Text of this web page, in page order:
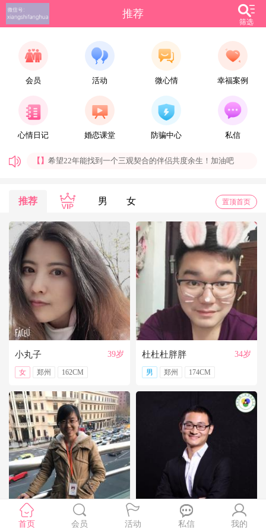
推荐
筛选
会员 活动 微心情 幸福案例
心情日记 婚恋课堂 防骗中心 私信
【】 希望22年能找到一个三观契合的伴侣共度余生！加油吧
找个有结婚意愿，感情专一、顾家的女孩。
【社会喵】 每天都是好心情，期待与你相遇
【安鱼】只要心怀希望，不断努力，总会春暖花开
【Zhangdh】
人们常说：理解万岁，换位思考，但真正做起来并不容易。
尤其在爱情方面，尤其是处于恋爱初期阶段的男女。两个陌生人，不同的生活方式、成长环境，在相互并不了解的基础上，去互相信任可能不大容易做到。这个时候就需要双方换位思考，善意的去理解对方的行为，不要故弄玄虚去考验对方的耐受力，由于这是个敏感阶段，处理方式不当，误解就会大行其道。因此双方尽量避免去做让对方容易产生误解的事情。
每个人对爱的表达方式不一样，有人喜欢爱就说出来，而有的人不善于表达。在爱的旅途中，有人坐的是动车，有人坐的是慢车。但我想，只要目的地是一致的，就OK。一棵树上还没有完全相同的两片叶子，又怎能要求两个人所思所想完全一样呢？求大同存小异即可。
爱情中多些理解，多些宽容、多些换位思考,唯有如此，才不会在对的时间错过了对的人，留下一生的遗憾。
【火车之约】非常勿扰，用心最好
【Lucky潘多拉】有时候，上天没有给你想要的，不是因为你不配，而是你值得拥有更好的。
【妮子123】
看起来幸福的人，心里也许有难言的苦；时常挂着笑的人，心里也许有无声的泪；炫耀生活的人，可能远没表面那么风光。一个人的幸福，一定是只有自己才懂的快乐。所以，不要跟自己过不去，不要纠结于别人的评说，照着自己舒服的感觉生活。幸福如人饮水，冷暖自知，你的幸福，不在别人眼里，而在自己心里
【雪_】
别忘了答应自己要做的事情，别忘了答应自己要去的地方，无论有多难，有多远。
【allure】一切看眼缘吧。
推荐 男 女 置顶首页
小丸子 39岁
女 郑州 162CM
杜杜杜胖胖 34岁
男 郑州 174CM
lsj 35岁
首页 会员 活动 私信 我的